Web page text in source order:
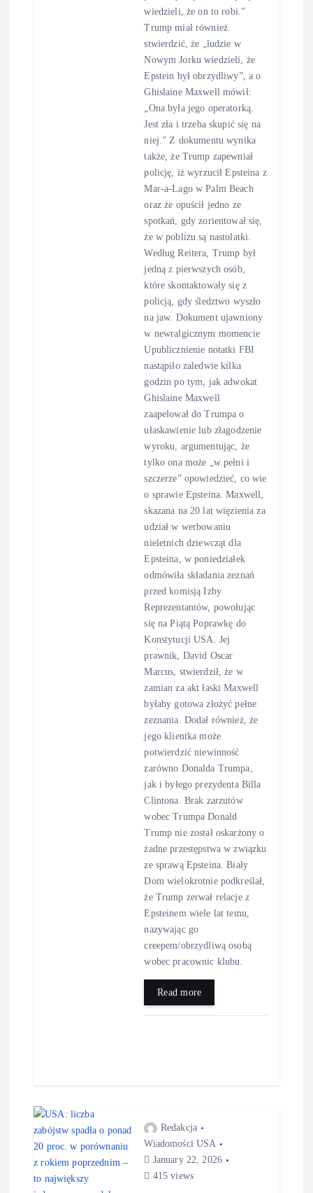
wiedzieli, że on to robi.”
Trump miał również
stwierdzić, że „ludzie w
Nowym Jorku wiedzieli, że
Epstein był obrzydliwy”, a o
Ghislaine Maxwell mówił:
„Ona była jego operatorką.
Jest zła i trzeba skupić się na
niej.” Z dokumentu wynika
także, że Trump zapewniał
policję, iż wyrzucił Epsteina z
Mar-a-Lago w Palm Beach
oraz że opuścił jedno ze
spotkań, gdy zorientował się,
że w pobliżu są nastolatki.
Według Reitera, Trump był
jedną z pierwszych osób,
które skontaktowały się z
policją, gdy śledztwo wyszło
na jaw. Dokument ujawniony
w newralgicznym momencie
Upublicznienie notatki FBI
nastąpiło zaledwie kilka
godzin po tym, jak adwokat
Ghislaine Maxwell
zaapelował do Trumpa o
ułaskawienie lub złagodzenie
wyroku, argumentując, że
tylko ona może „w pełni i
szczerze” opowiedzieć, co wie
o sprawie Epsteina. Maxwell,
skazana na 20 lat więzienia za
udział w werbowaniu
nieletnich dziewcząt dla
Epsteina, w poniedziałek
odmówiła składania zeznań
przed komisją Izby
Reprezentantów, powołując
się na Piątą Poprawkę do
Konstytucji USA. Jej
prawnik, David Oscar
Marcus, stwierdził, że w
zamian za akt łaski Maxwell
byłaby gotowa złożyć pełne
zeznania. Dodał również, że
jego klientka może
potwierdzić niewinność
zarówno Donalda Trumpa,
jak i byłego prezydenta Billa
Clintona. Brak zarzutów
wobec Trumpa Donald
Trump nie został oskarżony o
żadne przestępstwa w związku
ze sprawą Epsteina. Biały
Dom wielokrotnie podkreślał,
że Trump zerwał relacje z
Epsteinem wiele lat temu,
nazywając go
creepem/obrzydliwą osobą
wobec pracownic klubu.
Read more
Redakcja
Wiadomości USA
January 22, 2026
415 views